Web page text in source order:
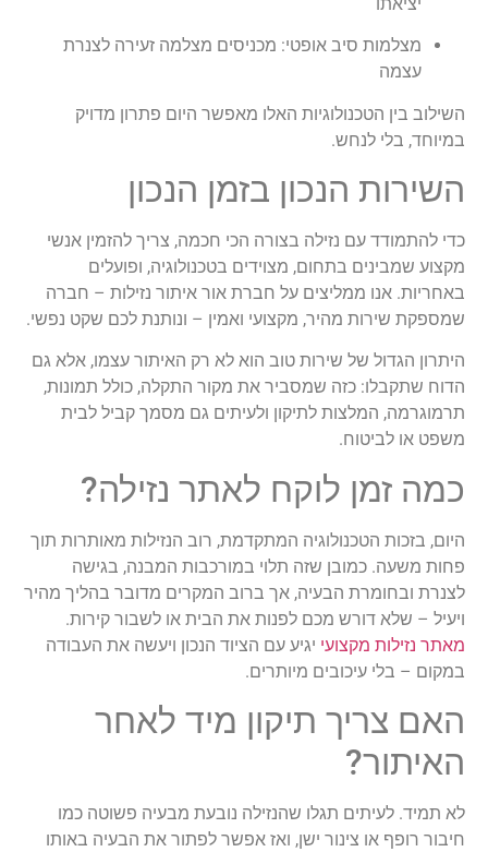
מצלמות סיב אופטי: מכניסים מצלמה זעירה לצנרת
עצמה
השילוב בין הטכנולוגיות האלו מאפשר היום פתרון מדויק
במיוחד, בלי לנחש.
השירות הנכון בזמן הנכון
כדי להתמודד עם נזילה בצורה הכי חכמה, צריך להזמין אנשי
מקצוע שמבינים בתחום, מצוידים בטכנולוגיה, ופועלים
באחריות. אנו ממליצים על חברת אור איתור נזילות – חברה
שמספקת שירות מהיר, מקצועי ואמין – ונותנת לכם שקט נפשי.
היתרון הגדול של שירות טוב הוא לא רק האיתור עצמו, אלא גם
הדוח שתקבלו: כזה שמסביר את מקור התקלה, כולל תמונות,
תרמוגרמה, המלצות לתיקון ולעיתים גם מסמך קביל לבית
משפט או לביטוח.
כמה זמן לוקח לאתר נזילה?
היום, בזכות הטכנולוגיה המתקדמת, רוב הנזילות מאותרות תוך
פחות משעה. כמובן שזה תלוי במורכבות המבנה, בגישה
לצנרת ובחומרת הבעיה, אך ברוב המקרים מדובר בהליך מהיר
ויעיל – שלא דורש מכם לפנות את הבית או לשבור קירות.
מאתר נזילות מקצועי יגיע עם הציוד הנכון ויעשה את העבודה
במקום – בלי עיכובים מיותרים.
האם צריך תיקון מיד לאחר
האיתור?
לא תמיד. לעיתים תגלו שהנזילה נובעת מבעיה פשוטה כמו
חיבור רופף או צינור ישן, ואז אפשר לפתור את הבעיה באותו